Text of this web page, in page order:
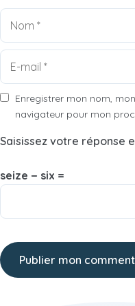
Enregistrer mon nom,
navigateur pour mon
Saisissez votre réponse
seize − six =